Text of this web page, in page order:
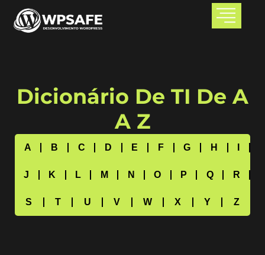
Dicionário De TI De A
A Z
A B C D E F G H
I
J
K L M N O P Q
R
S
T U V W X Y Z